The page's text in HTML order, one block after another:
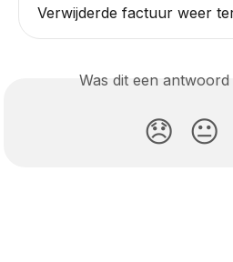
Verwijderde factuur weer
Was dit een
😞 😐